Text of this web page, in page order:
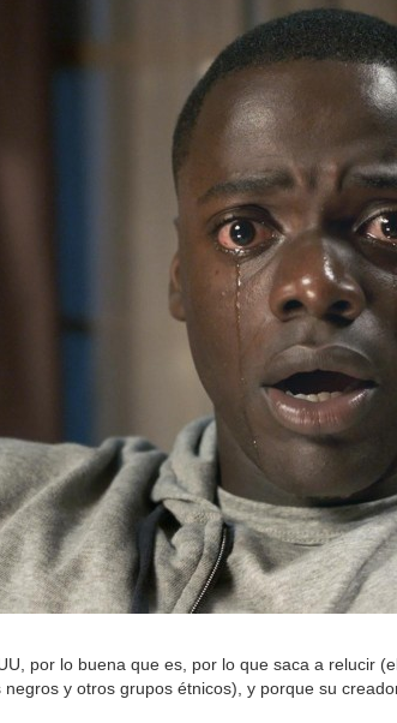
por lo buena que es, por lo que saca a relucir
y otros grupos étnicos), y porque su